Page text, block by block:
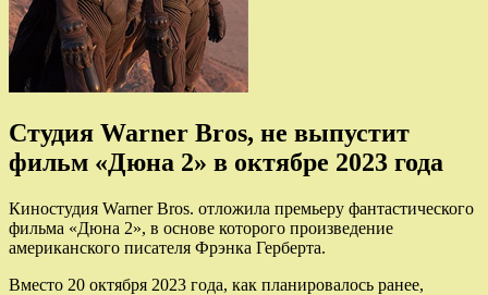
Студия Warner Bros, не выпустит
фильм «Дюна 2» в октябре 2023 года
Киностудия Warner Bros. отложила премьеру фантастического
фильма «Дюна 2», в основе которого произведение
американского писателя Фрэнка Герберта.
Вместо 20 октября 2023 года, как планировалось ранее,